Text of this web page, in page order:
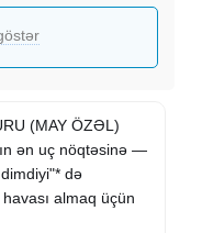
(MAY ÖZƏL)
ən uç nöqtəsinə —
də
almaq üçün